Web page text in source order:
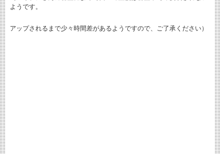
ようです。
アップされるまで少々時間差があるようですので、ご了承ください）